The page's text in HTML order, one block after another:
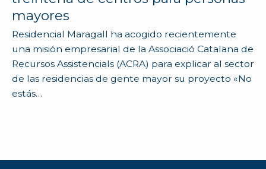
mayores
Residencial Maragall ha acogido recientemente
una misión empresarial de la Associació Catalana de
Recursos Assistencials (ACRA) para explicar al sector
de las residencias de gente mayor su proyecto «No
estás…